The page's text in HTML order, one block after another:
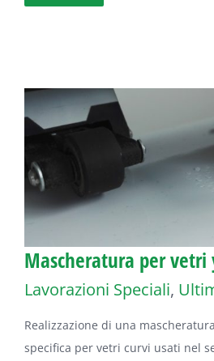
Mascheratura per vetri
Lavorazioni Speciali,
Realizzazione di una
specifica per vetri curvi usati nel